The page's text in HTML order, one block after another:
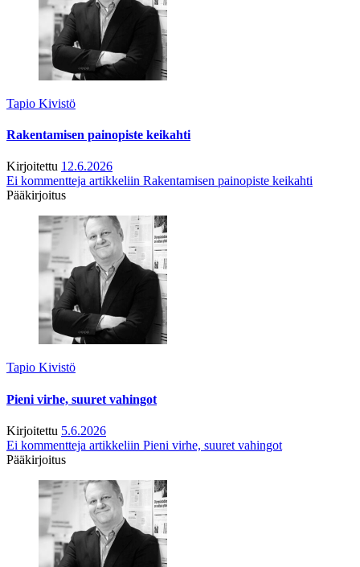
Tapio Kivistö
Rakentamisen painopiste keikahti
Kirjoitettu 12.6.2026
Ei kommentteja artikkeliin Rakentamisen painopiste keikahti
Pääkirjoitus
Tapio Kivistö
Pieni virhe, suuret vahingot
Kirjoitettu 5.6.2026
Ei kommentteja artikkeliin Pieni virhe, suuret vahingot
Pääkirjoitus